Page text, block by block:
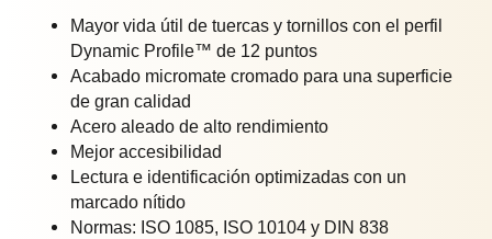
Mayor vida útil de tuercas y tornillos con el perfil
Dynamic Profile™ de 12 puntos
Acabado micromate cromado para una superficie
de gran calidad
Acero aleado de alto rendimiento
Mejor accesibilidad
Lectura e identificación optimizadas con un
marcado nítido
Normas: ISO 1085, ISO 10104 y DIN 838